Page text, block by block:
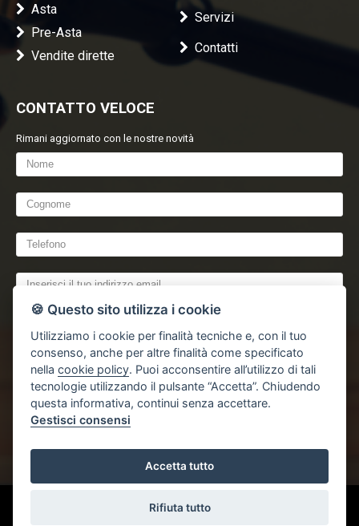
Asta
Pre-Asta
Vendite dirette
Servizi
Contatti
CONTATTO VELOCE
Rimani aggiornato con le nostre novità
dichiaro di aver preso visione e compresol'informativa sulla privacy
🍪 Questo sito utilizza i cookie
Utilizziamo i cookie per finalità tecniche e, con il tuo
consenso, anche per altre finalità come specificato
nellacookie policy. Puoi acconsentire all’utilizzo di tali
tecnologie utilizzando il pulsante “Accetta”. Chiudendo
questa informativa, continui senza accettare.
Gestisci consensi
Accetta tutto
Rifiuta tutto